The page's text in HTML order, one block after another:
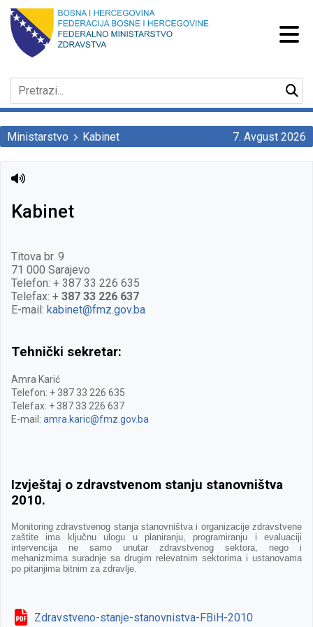
Ministarstvo Kabinet 7. Avgust 2026
Kabinet
Titova br. 9
71 000 Sarajevo
Telefon: + 387 33 226 635
Telefax: + 387 33 226 637
E-mail: kabinet@fmz.gov.ba
Tehnički sekretar:
Amra Karić
Telefon: + 387 33 226 635
Telefax: + 387 33 226 637
E-mail: amra.karic@fmz.gov.ba
Izvještaj o zdravstvenom stanju stanovništva
2010.
Monitoring zdravstvenog stanja stanovništva i organizacije zdravstvene
zaštite ima ključnu ulogu u planiranju, programiranju i evaluaciji
intervencija ne samo unutar zdravstvenog sektora, nego i
mehanizmima suradnje sa drugim relevatnim sektorima i ustanovama
po pitanjima bitnim za zdravlje.
Zdravstveno-stanje-stanovnistva-FBiH-2010